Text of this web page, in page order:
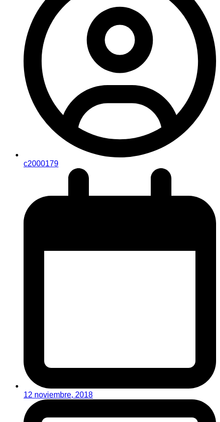
c2000179
12 noviembre, 2018